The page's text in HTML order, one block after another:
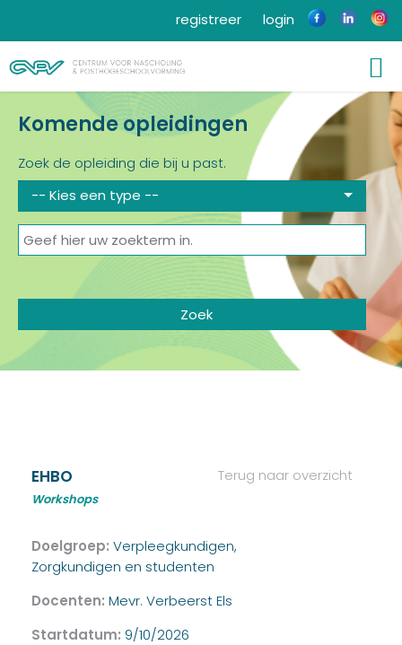
login
registreer
Komende opleidingen
Zoek de opleiding die bij u past.
-- Kies een type --
Terug naar overzicht
EHBO
Workshops
Doelgroep: Verpleegkundigen,
Zorgkundigen en studenten
Docenten: Mevr. Verbeerst Els
Startdatum: 9/10/2026